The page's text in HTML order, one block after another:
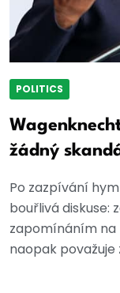
POLITICS
žádný
Po zazpívání
bouřlivá diskuse:
zapomínáním na
naopak považuje